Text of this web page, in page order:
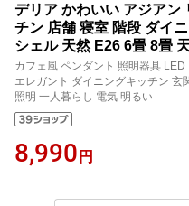
デリア かわいい アジアン
チン 店舗 寝室 階段 ダイ
シェル 天然 E26 6畳 8畳
カフェ風 ペンダント 照明器具
エレガント ダイニングキッチン 玄
照明 一人暮らし 電気 明るい
8,990 円